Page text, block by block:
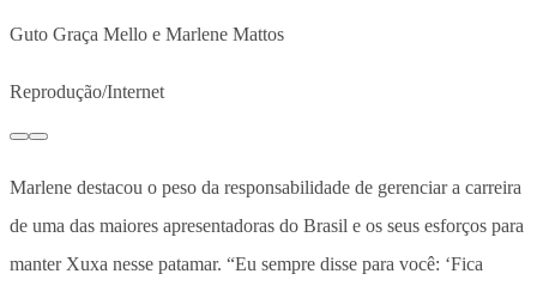
Guto Graça Mello e Marlene Mattos
Reprodução/Internet
Marlene destacou o peso da responsabilidade de gerenciar a carreira
de uma das maiores apresentadoras do Brasil e os seus esforços para
manter Xuxa nesse patamar. “Eu sempre disse para você: ‘Fica